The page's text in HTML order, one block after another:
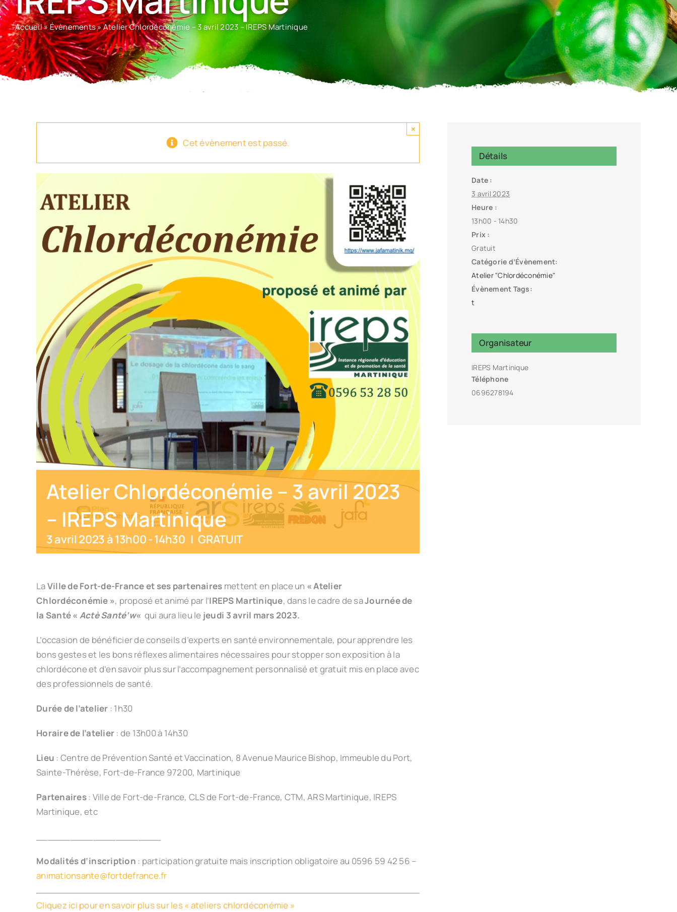
Accueil»Évènements»Atelier Chlordéconémie – 3 avril 2023 – IREPS Martinique
Cet évènement est passé.
×
Atelier Chlordéconémie – 3 avril 2023
– IREPS Martinique
3 avril 2023 à 13h00-14h30 | GRATUIT
LaVille de Fort-de-France et ses partenaires mettent en place un « Atelier
Chlordéconémie », proposé et animé par l’IREPS Martinique, dans le cadre de saJournée de
la Santé « Actè Santé’w« qui aura lieu le jeudi 3 avril mars 2023.
L’occasion de bénéficier de conseils d’experts en santé environnementale, pour apprendre les
bons gestes et les bons réflexes alimentaires nécessaires pour stopper son exposition à la
chlordécone et d’en savoir plus sur l’accompagnement personnalisé et gratuit mis en place avec
des professionnels de santé.
Durée de l’atelier : 1h30
Horaire de l’atelier : de 13h00 à 14h30
Lieu : Centre de Prévention Santé et Vaccination, 8 Avenue Maurice Bishop, Immeuble du Port,
Sainte-Thérèse, Fort-de-France 97200, Martinique
Partenaires: Ville de Fort-de-France, CLS de Fort-de-France, CTM, ARS Martinique, IREPS
Martinique, etc
Modalités d’inscription : participation gratuite mais inscription obligatoire au 0596 59 42 56 –
animationsante@fortdefrance.fr
Cliquez ici pour en savoir plus sur les « ateliers chlordéconémie »
Détails
Date :
3 avril 2023
Heure :
13h00 - 14h30
Prix :
Gratuit
Catégorie d’Évènement:
Atelier "Chlordéconémie"
Évènement Tags:
t
Organisateur
IREPS Martinique
Téléphone
0696278194